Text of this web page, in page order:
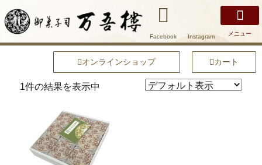
Facebook Instagram メニュー
オンラインショップ カート
1件の結果を表示中